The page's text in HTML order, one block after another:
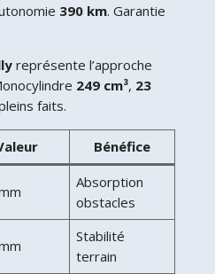
390 km. Garantie
représente l’approche
249 cm³, 23
faits.
Bénéfice
Absorption
obstacles
Stabilité
terrain